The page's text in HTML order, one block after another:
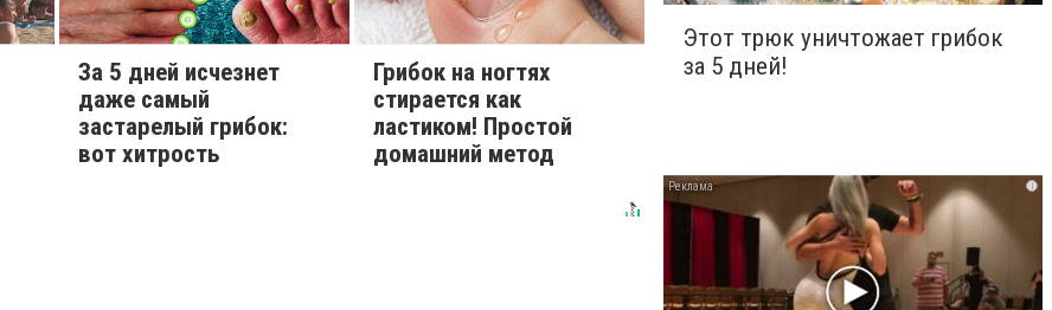
За 5 дней исчезнет
даже самый
застарелый грибок:
вот хитрость
Грибок на ногтях
стирается как
ластиком! Простой
домашний метод
Этот трюк уничтожает грибок
за 5 дней!
i